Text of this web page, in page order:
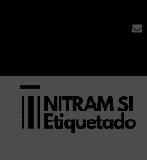
Open
mobile
Close
mobile